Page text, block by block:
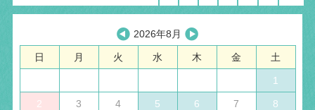
2026年8月
日 月 火 水 木 金 土
1
2 3 4 5 6 7 8